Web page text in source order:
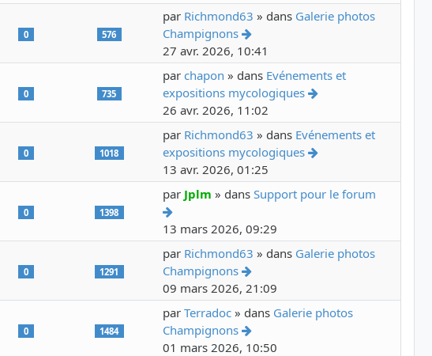
0 576
par Richmond63 » dans Galerie photos
Champignons
Voir le dernier message
27 avr. 2026, 10:41
0 735
par chapon » dans Evénements et
expositions mycologiques
Voir le dernier
26 avr. 2026, 11:02
0 1018
par Richmond63 » dans Evénements et
expositions mycologiques
Voir le dernier
13 avr. 2026, 01:25
0 1398
par Jplm » dans Support pour le forum
Voir le dernier message
13 mars 2026, 09:29
0 1291
par Richmond63 » dans Galerie photos
Champignons
Voir le dernier message
09 mars 2026, 21:09
0 1484
par Terradoc» dans Galerie photos
Champignons
Voir le dernier message
01 mars 2026, 10:50